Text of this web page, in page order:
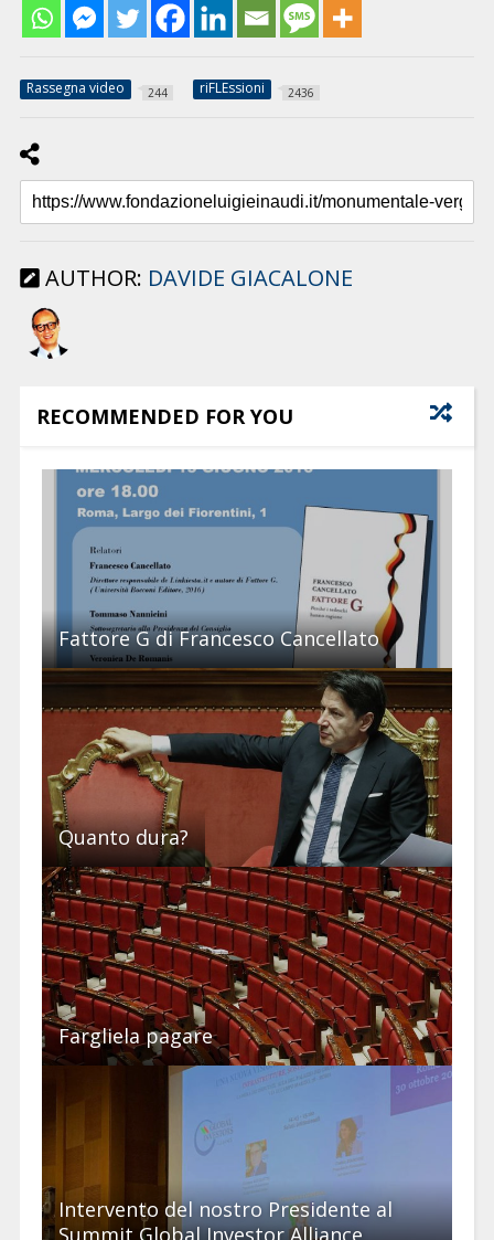
Rassegna video 244 riFLEssioni 2436
AUTHOR: DAVIDE GIACALONE
RECOMMENDED FOR YOU
Fattore G di Francesco Cancellato
Quanto dura?
Fargliela pagare
Intervento del nostro Presidente al
Summit Global Investor Alliance